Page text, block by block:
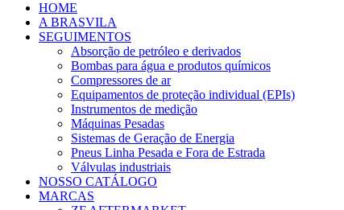
HOME
A BRASVILA
SEGUIMENTOS
Absorção de petróleo e derivados
Bombas para água e produtos químicos
Compressores de ar
Equipamentos de proteção individual (EPIs)
Instrumentos de medição
Máquinas Pesadas
Sistemas de Geração de Energia
Pneus Linha Pesada e Fora de Estrada
Válvulas industriais
NOSSO CATÁLOGO
MARCAS